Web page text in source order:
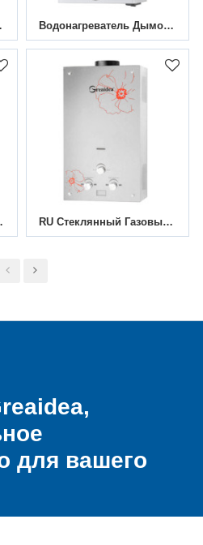
G4 Водонагреватель Дымоходного Газа JSD-A6
JSQ-D306A RU Стеклянный Газовый Проточный Водонагреватель JSD-G8
для вашего